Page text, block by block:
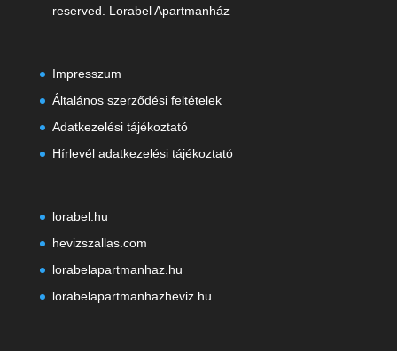
reserved. Lorabel Apartmanház
Impresszum
Általános szerződési feltételek
Adatkezelési tájékoztató
Hírlevél adatkezelési tájékoztató
lorabel.hu
hevizszallas.com
lorabelapartmanhaz.hu
lorabelapartmanhazheviz.hu